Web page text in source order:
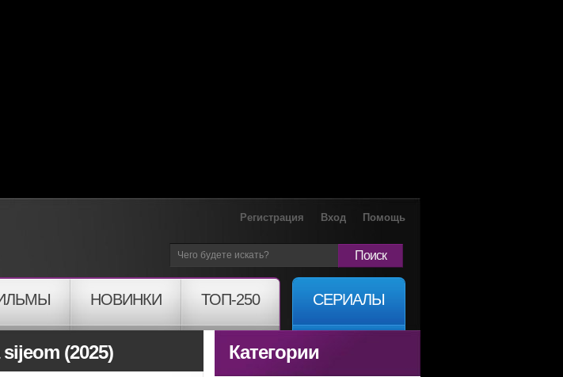
Регистрация Вход Помощь
Поиск
НОВИНКИ ТОП-250 СЕРИАЛЫ
(2025) Категории